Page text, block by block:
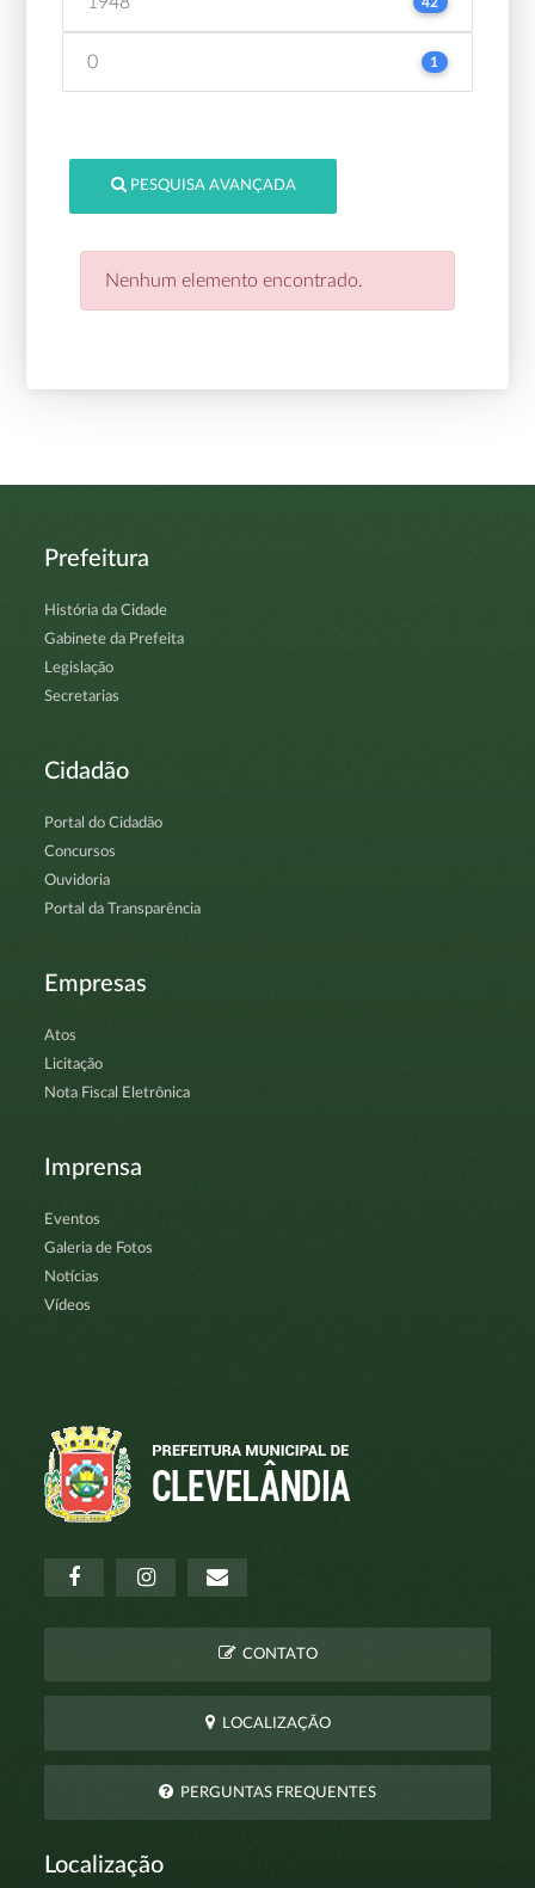
0 1
PESQUISA AVANÇADA
Nenhum elemento encontrado.
Prefeitura
História da Cidade
Gabinete da Prefeita
Legislação
Secretarias
Cidadão
Portal do Cidadão
Concursos
Ouvidoria
Portal da Transparência
Empresas
Atos
Licitação
Nota Fiscal Eletrônica
Imprensa
Eventos
Galeria de Fotos
Notícias
Vídeos
CONTATO
LOCALIZAÇÃO
PERGUNTAS FREQUENTES
Localização